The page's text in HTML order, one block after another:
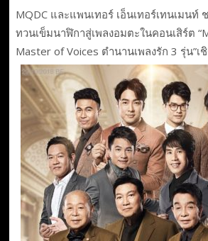
MQDC และแพนเทอร์ เอ็นเทอร์เทนเมนท์
ทวนเข็มนาฬิกาสู่เพลงอมตะในคอนเสิร์ต
Master of Voices ตำนานเพลงรัก 3 รุ่น”